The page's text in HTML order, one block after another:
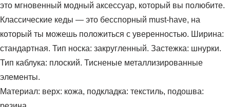
это мгновенный модный аксессуар, который вы полюбите.
Классические кеды — это бесспорный must-have, на
который ты можешь положиться с уверенностью. Ширина:
стандартная. Тип носка: закругленный. Застежка: шнурки.
Тип каблука: плоский. Тисненые металлизированные
элементы.
Материал: верх: кожа, подкладка: текстиль, подошва: